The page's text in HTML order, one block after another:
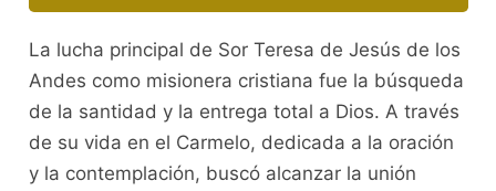
La lucha principal de Sor Teresa de Jesús de los
Andes como misionera cristiana fue la búsqueda
de la santidad y la entrega total a Dios. A través
de su vida en el Carmelo, dedicada a la oración
y la contemplación, buscó alcanzar la unión